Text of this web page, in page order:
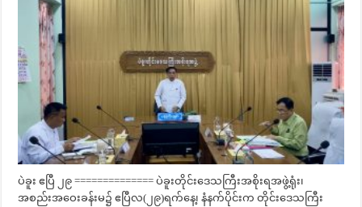
ပဲခူး ဧပြီ ၂၉ ============== ပဲခူးတိုင်းဒေသကြီးအစိုးရအဖွဲ့ရုံး၊
အစည်းအဝေးခန်းမ၌ ဧပြီလ(၂၉)ရက်နေ့၊ နံနက်ပိုင်းက တိုင်းဒေသကြီး